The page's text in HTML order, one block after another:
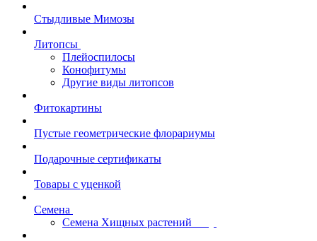
Стыдливые Мимозы
Литопсы
Плейоспилосы
Конофитумы
Другие виды литопсов
Фитокартины
Пустые геометрические флорариумы
Подарочные сертификаты
Товары с уценкой
Семена
Семена Хищных растений